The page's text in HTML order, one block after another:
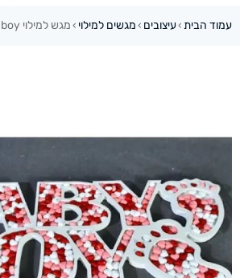
עמוד הבית ›עיצובים › מגשים למילוי › מגש למילוי baby boy*מבצע*